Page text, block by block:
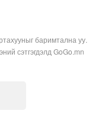
баримтална уу.
сэтгэгдэлд GoGo.mn